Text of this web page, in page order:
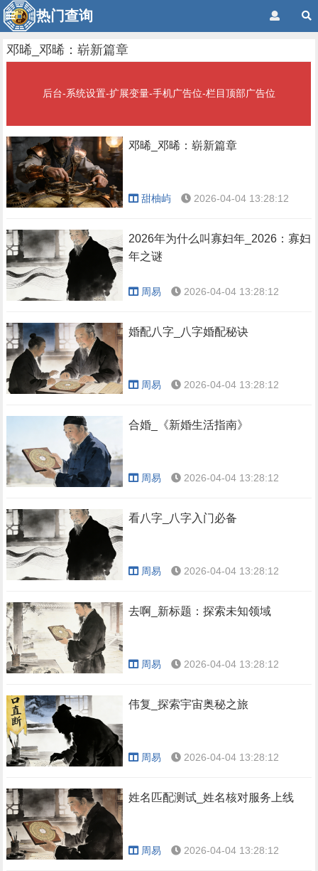
热门查询
邓晞_邓晞：崭新篇章
后台-系统设置-扩展变量-手机广告位-栏目顶部广告位
邓晞_邓晞：崭新篇章
甜柚屿 2026-04-04 13:28:12
2026年为什么叫寡妇年_2026：寡妇
年之谜
周易 2026-04-04 13:28:12
婚配八字_八字婚配秘诀
周易 2026-04-04 13:28:12
合婚_《新婚生活指南》
周易 2026-04-04 13:28:12
看八字_八字入门必备
周易 2026-04-04 13:28:12
去啊_新标题：探索未知领域
周易 2026-04-04 13:28:12
伟复_探索宇宙奥秘之旅
周易 2026-04-04 13:28:12
姓名匹配测试_姓名核对服务上线
周易 2026-04-04 13:28:12